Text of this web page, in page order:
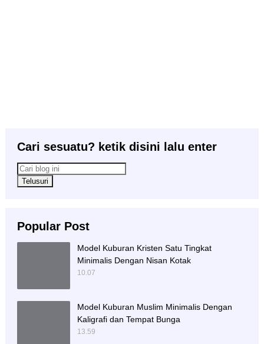
Cari sesuatu? ketik disini lalu enter
Popular Post
Model Kuburan Kristen Satu Tingkat
Minimalis Dengan Nisan Kotak
10.07
Model Kuburan Muslim Minimalis Dengan
Kaligrafi dan Tempat Bunga
13.59